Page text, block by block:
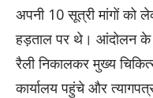
अपनी 10 सूत्री मांगों को
हड़ताल पर थे। आंदोलन के
रैली निकालकर मुख्य
कार्यालय पहुंचे और